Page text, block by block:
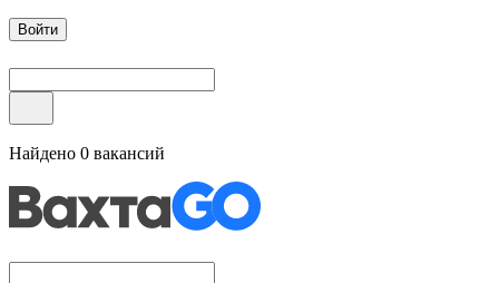
Войти
Найдено 0 вакансий